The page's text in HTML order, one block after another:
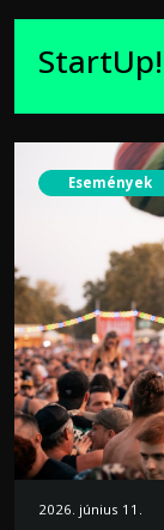
Események
2026. június 11.